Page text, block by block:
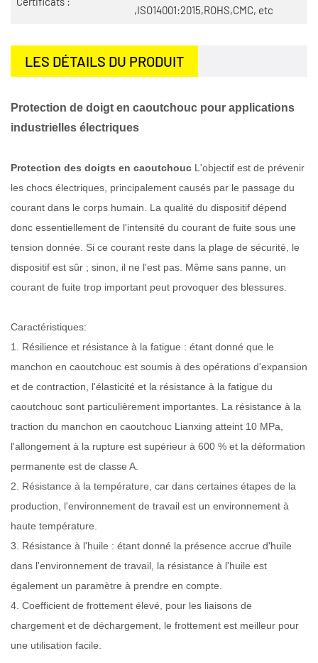
,ISO14001:2015,ROHS,CMC, etc
LES DÉTAILS DU PRODUIT
Protection de doigt en caoutchouc pour applications
industrielles électriques
Protection des doigts en caoutchouc L'objectif est de prévenir
les chocs électriques, principalement causés par le passage du
courant dans le corps humain. La qualité du dispositif dépend
donc essentiellement de l'intensité du courant de fuite sous une
tension donnée. Si ce courant reste dans la plage de sécurité, le
dispositif est sûr ; sinon, il ne l'est pas. Même sans panne, un
courant de fuite trop important peut provoquer des blessures.
Caractéristiques:
1. Résilience et résistance à la fatigue : étant donné que le
manchon en caoutchouc est soumis à des opérations d'expansion
et de contraction, l'élasticité et la résistance à la fatigue du
caoutchouc sont particulièrement importantes. La résistance à la
traction du manchon en caoutchouc Lianxing atteint 10 MPa,
l'allongement à la rupture est supérieur à 600 % et la déformation
permanente est de classe A.
2. Résistance à la température, car dans certaines étapes de la
production, l'environnement de travail est un environnement à
haute température.
3. Résistance à l'huile : étant donné la présence accrue d'huile
dans l'environnement de travail, la résistance à l'huile est
également un paramètre à prendre en compte.
4. Coefficient de frottement élevé, pour les liaisons de
chargement et de déchargement, le frottement est meilleur pour
une utilisation facile.